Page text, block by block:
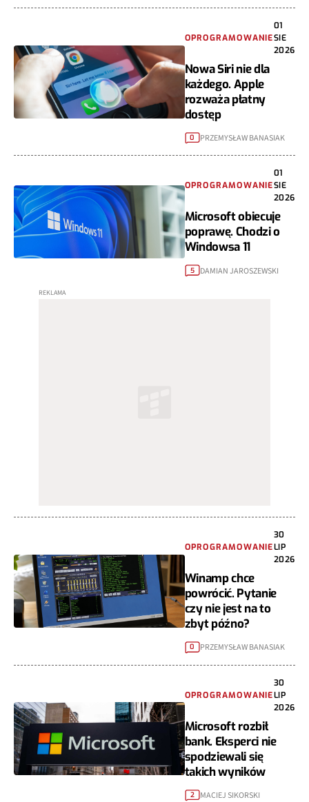
OPROGRAMOWANIE
01
SIE
2026
Nowa Siri nie dla
każdego. Apple
rozważa płatny
dostęp
0 PRZEMYSŁAW BANASIAK
OPROGRAMOWANIE
01
SIE
2026
Microsoft obiecuje
poprawę. Chodzi o
Windowsa 11
5 DAMIAN JAROSZEWSKI
OPROGRAMOWANIE
30
LIP
2026
Winamp chce
powrócić. Pytanie
czy nie jest na to
zbyt późno?
0 PRZEMYSŁAW BANASIAK
OPROGRAMOWANIE
30
LIP
2026
Microsoft rozbił
bank. Eksperci nie
spodziewali się
takich wyników
2 MACIEJ SIKORSKI